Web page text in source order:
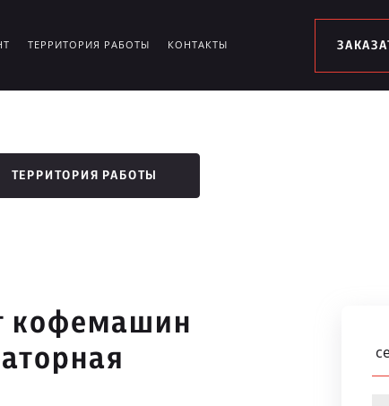
ТЕРРИТОРИЯ РАБОТЫ КОНТАКТЫ
ТЕРРИТОРИЯ РАБОТЫ
кофемашин